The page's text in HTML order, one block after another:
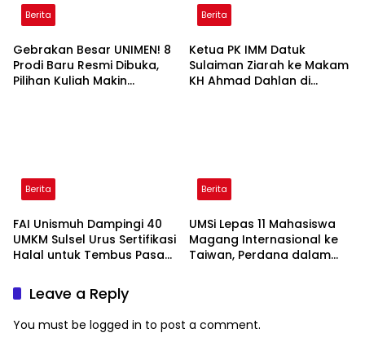
Berita
Gebrakan Besar UNIMEN! 8
Prodi Baru Resmi Dibuka,
Pilihan Kuliah Makin
Berita
Ketua PK IMM Datuk
Sulaiman Ziarah ke Makam
KH Ahmad Dahlan di
Berita
FAI Unismuh Dampingi 40
UMKM Sulsel Urus Sertifikasi
Halal untuk Tembus Pasar
Berita
UMSi Lepas 11 Mahasiswa
Magang Internasional ke
Taiwan, Perdana dalam
Leave a Reply
You must be logged in to post a comment.